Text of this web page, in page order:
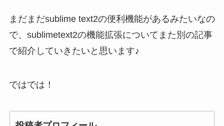
まだまだsublime text2の便利機能があるみたいなの
で、sublimetext2の機能拡張についてまた別の記事
で紹介していきたいと思います♪
ではでは！